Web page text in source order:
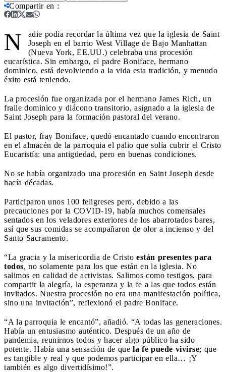
Compartir en :
N
adie podía recordar la última vez que la iglesia de Saint
Joseph en el barrio West Village de Bajo Manhattan
(Nueva York, EE.UU.) celebraba una procesión
eucarística. Sin embargo, el padre Boniface, hermano
dominico, está devolviendo a la vida esta tradición, y menudo
éxito está teniendo.
La procesión fue organizada por el hermano James Rich, un
fraile dominico y diácono transitorio, asignado a la iglesia de
Saint Joseph para la formación pastoral del verano.
El pastor, fray Boniface, quedó encantado cuando encontraron
en el almacén de la parroquia el palio que solía cubrir el Cristo
Eucaristía: una antigüedad, pero en buenas condiciones.
No se había organizado una procesión en Saint Joseph desde
hacía décadas.
Participaron unos 100 feligreses pero, debido a las
precauciones por la COVID-19, había muchos comensales
sentados en los veladores exteriores de los abarrotados bares,
así que sus comidas se acompañaron de olor a incienso y del
Santo Sacramento.
“La gracia y la misericordia de Cristo están presentes para
todos, no solamente para los que están en la iglesia. No
salimos en calidad de activistas. Salimos como testigos, para
compartir la alegría, la esperanza y la fe a las que todos están
invitados. Nuestra procesión no era una manifestación política,
sino una invitación”, reflexionó el padre Boniface.
“A la parroquia le encantó”, añadió. “A todas las generaciones.
Había un entusiasmo auténtico. Después de un año de
pandemia, reunirnos todos y hacer algo público ha sido
potente. Había una sensación de que la fe puede vivirse; que
es tangible y real y que podemos participar en ella… ¡Y
también es algo divertidísimo!”.